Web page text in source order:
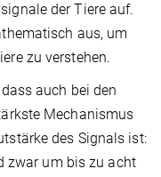
der Tiere auf.
aus, um
zu verstehen.
auch bei den
Mechanismus
des Signals ist:
zwar um bis zu acht